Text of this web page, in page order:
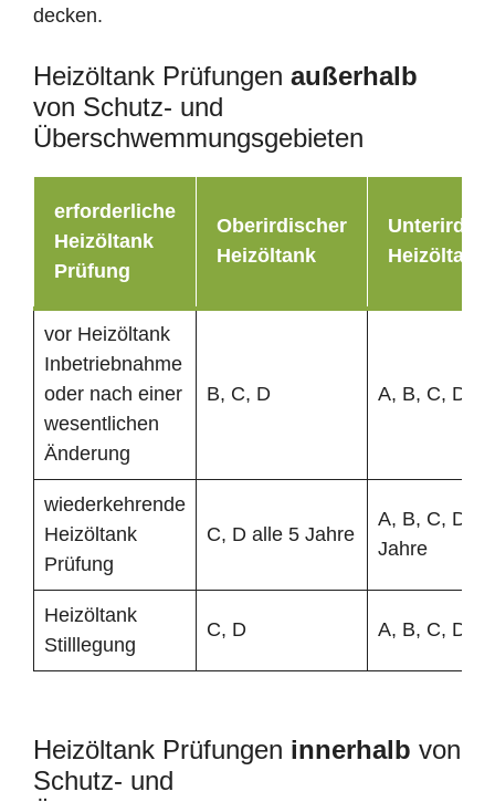
decken.
Heizöltank Prüfungen außerhalb
von Schutz- und
Überschwemmungsgebieten
erforderliche
Heizöltank
Prüfung
Oberirdischer
Heizöltank
Heizöltank
vor Heizöltank
Inbetriebnahme
oder nach einer
wesentlichen
Änderung
B, C, D A, B, C, D
wiederkehrende
Heizöltank
Prüfung
C, D alle 5 Jahre
A, B, C, D
Jahre
Heizöltank
Stilllegung
C, D A, B, C, D
Heizöltank Prüfungen innerhalb von
Schutz- und